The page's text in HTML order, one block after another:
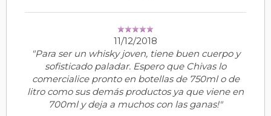
11/12/2018
"Para ser un whisky joven, tiene buen cuerpo y
sofisticado paladar. Espero que Chivas lo
comercialice pronto en botellas de 750ml o de
litro como sus demás productos ya que viene en
700ml y deja a muchos con las ganas!"